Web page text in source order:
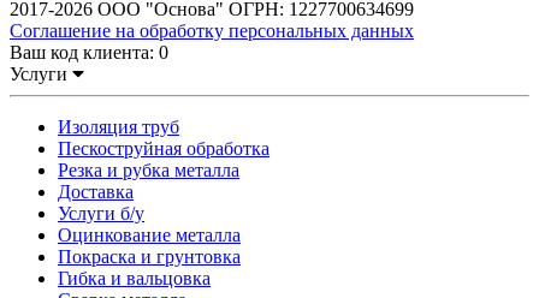
2017-2026 ООО "Основа" ОГРН: 1227700634699
Соглашение на обработку персональных данных
Ваш код клиента: 0
Услуги
Изоляция труб
Пескоструйная обработка
Резка и рубка металла
Доставка
Услуги б/у
Оцинкование металла
Покраска и грунтовка
Гибка и вальцовка